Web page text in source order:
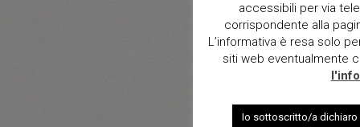
accessibili per via
corrispondente alla
L’informativa è resa solo
siti web eventualmente
Io sottoscritto/a dichiaro